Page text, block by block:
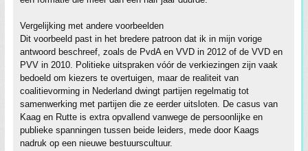
Vergelijking met andere voorbeelden
Dit voorbeeld past in het bredere patroon dat ik in mijn vorige
antwoord beschreef, zoals de PvdA en VVD in 2012 of de VVD en
PVV in 2010. Politieke uitspraken vóór de verkiezingen zijn vaak
bedoeld om kiezers te overtuigen, maar de realiteit van
coalitievorming in Nederland dwingt partijen regelmatig tot
samenwerking met partijen die ze eerder uitsloten. De casus van
Kaag en Rutte is extra opvallend vanwege de persoonlijke en
publieke spanningen tussen beide leiders, mede door Kaags
nadruk op een nieuwe bestuurscultuur.